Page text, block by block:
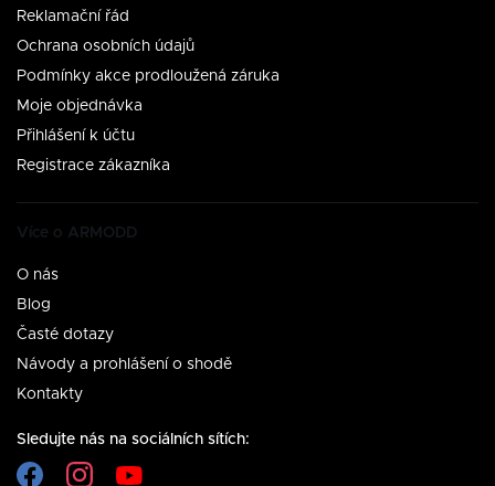
Reklamační řád
Ochrana osobních údajů
Podmínky akce prodloužená záruka
Moje objednávka
Přihlášení k účtu
Registrace zákazníka
Více o ARMODD
O nás
Blog
Časté dotazy
Návody a prohlášení o shodě
Kontakty
Sledujte nás na sociálních sítích: